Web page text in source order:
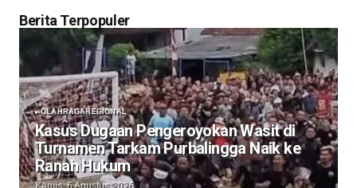
Berita Terpopuler
OLAHRAGA REGIONAL
Kasus Dugaan Pengeroyokan Wasit di
Turnamen Tarkam Purbalingga Naik ke
Ranah Hukum
Kamis, 6 Agustus 2026